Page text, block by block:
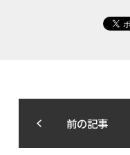
前の記事